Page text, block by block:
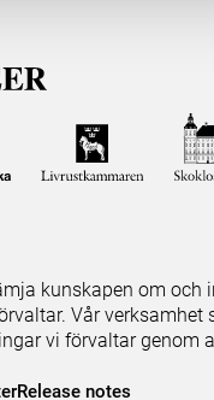
kunskapen om och
Vår verksamhet
vi förvaltar genom
Release notes